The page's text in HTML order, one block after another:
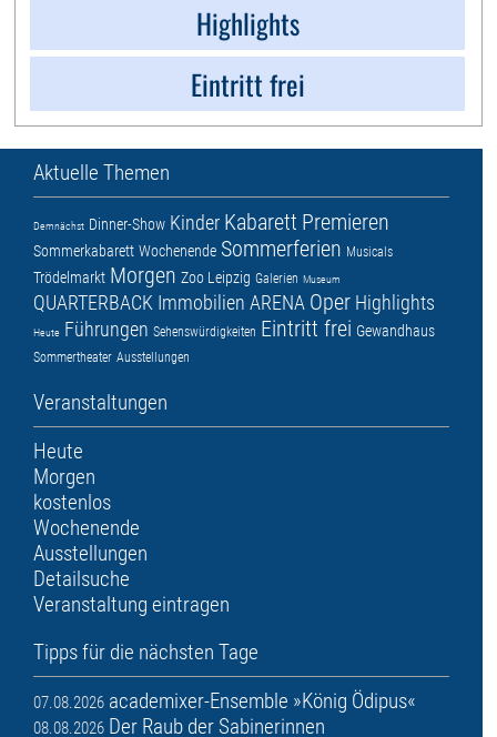
Highlights
Eintritt frei
Aktuelle Themen
Demnächst Dinner-Show Kinder Kabarett Premieren
Sommerkabarett Wochenende Sommerferien Musicals
Trödelmarkt Morgen Zoo Leipzig Galerien Museum
QUARTERBACK Immobilien ARENA Oper Highlights
Heute Führungen Sehenswürdigkeiten Eintritt frei Gewandhaus
Sommertheater Ausstellungen
Veranstaltungen
Heute
Morgen
kostenlos
Wochenende
Ausstellungen
Detailsuche
Veranstaltung eintragen
Tipps für die nächsten Tage
07.08.2026 academixer-Ensemble »König Ödipus«
08.08.2026 Der Raub der Sabinerinnen